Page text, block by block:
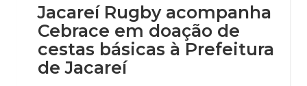
Jacareí Rugby acompanha
Cebrace em doação de
cestas básicas à Prefeitura
de Jacareí